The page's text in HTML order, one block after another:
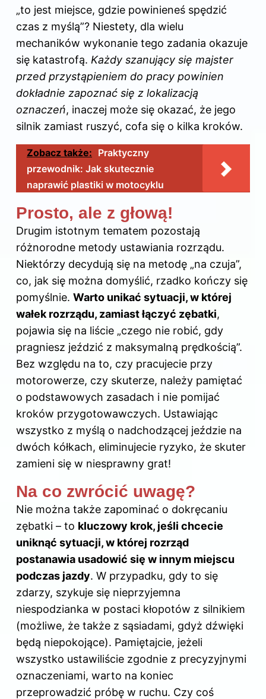
„to jest miejsce, gdzie powinieneś spędzić
czas z myślą”? Niestety, dla wielu
mechaników wykonanie tego zadania okazuje
się katastrofą. Każdy szanujący się majster
przed przystąpieniem do pracy powinien
dokładnie zapoznać się z lokalizacją
oznaczeń, inaczej może się okazać, że jego
silnik zamiast ruszyć, cofa się o kilka kroków.
Zobacz także: Praktyczny
przewodnik: Jak skutecznie
naprawić plastiki w motocyklu
Prosto, ale z głową!
Drugim istotnym tematem pozostają
różnorodne metody ustawiania rozrządu.
Niektórzy decydują się na metodę „na czuja”,
co, jak się można domyślić, rzadko kończy się
pomyślnie. Warto unikać sytuacji, w której
wałek rozrządu, zamiast łączyć zębatki,
pojawia się na liście „czego nie robić, gdy
pragniesz jeździć z maksymalną prędkością”.
Bez względu na to, czy pracujecie przy
motorowerze, czy skuterze, należy pamiętać
o podstawowych zasadach i nie pomijać
kroków przygotowawczych. Ustawiając
wszystko z myślą o nadchodzącej jeździe na
dwóch kółkach, eliminujecie ryzyko, że skuter
zamieni się w niesprawny grat!
Na co zwrócić uwagę?
Nie można także zapominać o dokręcaniu
zębatki – to kluczowy krok, jeśli chcecie
uniknąć sytuacji, w której rozrząd
postanawia usadowić się w innym miejscu
podczas jazdy. W przypadku, gdy to się
zdarzy, szykuje się nieprzyjemna
niespodzianka w postaci kłopotów z silnikiem
(możliwe, że także z sąsiadami, gdyż dźwięki
będą niepokojące). Pamiętajcie, jeżeli
wszystko ustawiliście zgodnie z precyzyjnymi
oznaczeniami, warto na koniec
przeprowadzić próbę w ruchu. Czy coś